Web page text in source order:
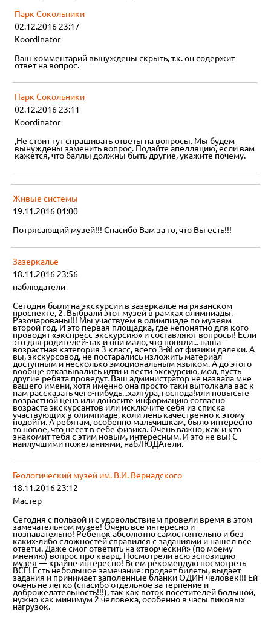
Парк Сокольники
02.12.2016 23:17
Koordinator
Ваш комментарий вынуждены скрыть, т.к. он содержит
ответ на вопрос.
Парк Сокольники
02.12.2016 23:11
Koordinator
,Не стоит тут спрашивать ответы на вопросы. Мы будем
вынуждены заменить вопрос. Подайте апелляцию, если вам
кажется, что баллы должны быть другие, укажите почему.
Живые системы
19.11.2016 01:00
Потрясающий музей!!! Спасибо Вам за то, что Вы есть!!!
Зазеркалье
18.11.2016 23:56
наблюдатели
Сегодня были на экскурсии в зазеркалье на рязанском
проспекте, 2. Выбрали этот музей в рамках олимпиады.
Разочарованы!!! Мы участвуем в олимпиаде по музеям
второй год. И это первая площадка, где непонятно для кого
проводят «экспресс-экскурсию» и составляют вопросы! Если
это для родителей-так и они мало, что поняли... наша
возрастная категория 3 класс, всего 3-й! от физики далеки. А
вы, экскурсовод, не постарались изложить материал
доступным и несколько эмоциональным языком. А до этого
вообще отказывались идти и вести экскурсию, мол, пусть
другие ребята проведут. Ваш администратор не назвала мне
вашего имени, хотя именно она просто-таки вытолкала вас к
нам рассказать чего-нибудь...халтура, господа!или повысьте
возрастной ценз или доносите информацию согласно
возраста экскурсантов или исключите себя из списка
участвующих в олимпиаде, коли лень качественно к этому
подойти. А ребятам, особенно мальчишкам, было интересно
то новое, что несет в себе физика. Очень важно, как и кто
знакомит тебя с этим новым, интересным. И это не вы! С
наилучшими пожеланиями, набЛЮДАтели.
Геологический музей им. В.И. Вернадского
18.11.2016 23:12
Мастер
Сегодня с пользой и с удовольствием провели время в этом
замечательном музее! Очень все интересно и
познавательно! Ребенок абсолютно самостоятельно и без
каких-либо сложностей справился с заданиями и нашел все
ответы. Даже смог ответить на «творческий» (по моему
мнению) вопрос про кварц. Посмотрели всю эспозицию
музея — крайне интересно! Всем рекомендую посмотреть
ВСЁ! Есть небольшое замечание: продает билеты, выдает
задания и принимает заполенные бланки ОДИН человек!!! Ей
очень не легко (спасибо отдельное за терпение и
доброжелательность!!!), так как поток посетителей большой,
нужно как минимум 2 человека, особенно в часы пиковых
нагрузок.